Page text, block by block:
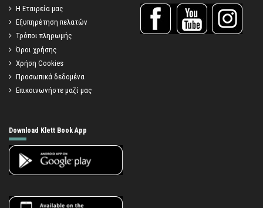
Η Εταιρεία μας
Εξυπηρέτηση πελατών
Τρόποι πληρωμής
Όροι χρήσης
Χρήση Cookies
Προσωπικά δεδομένα
Επικοινωνήστε μαζί μας
Download Klett Book App